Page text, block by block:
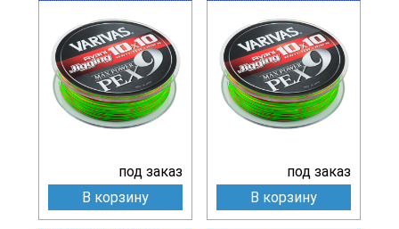
под заказ
В корзину
под заказ
В корзину